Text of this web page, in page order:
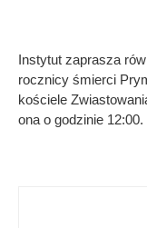
Instytut zaprasza
rocznicy śmierci
kościele
ona o godzinie 12:00.